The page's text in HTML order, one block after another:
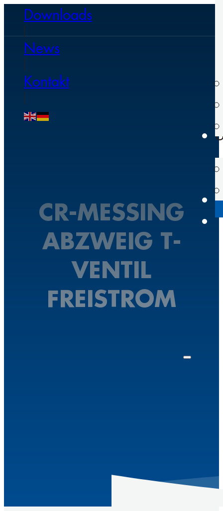
Downloads
News
Kontakt
CR-MESSING
ABZWEIG T-
VENTIL
FREISTROM